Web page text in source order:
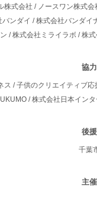
株式会社 / ノースワン株式会
バンダイ /株式会社バンダイ
/株式会社ミライラボ/株式
協力
ス /子供のクリエイティブ応
/株式会社日本インタ
後援
千葉
主催